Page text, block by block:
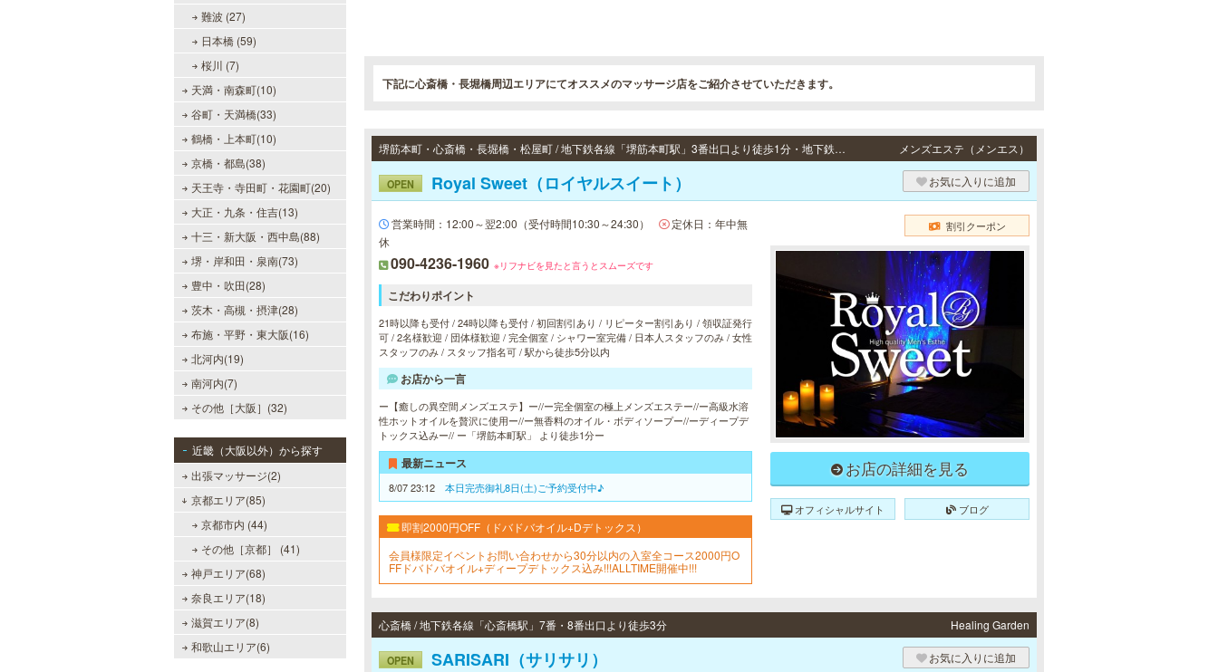
難波 (27)
日本橋 (59)
桜川 (7)
天満・南森町(10)
谷町・天満橋(33)
鶴橋・上本町(10)
京橋・都島(38)
天王寺・寺田町・花園町(20)
大正・九条・住吉(13)
十三・新大阪・西中島(88)
堺・岸和田・泉南(73)
豊中・吹田(28)
茨木・高槻・摂津(28)
布施・平野・東大阪(16)
北河内(19)
南河内(7)
その他［大阪］(32)
近畿（大阪以外）から探す
出張マッサージ(2)
京都エリア(85)
京都市内 (44)
その他［京都］ (41)
神戸エリア(68)
奈良エリア(18)
滋賀エリア(8)
和歌山エリア(6)
美魔女セラピー 梅田店
下記に心斎橋・長堀橋周辺エリアにてオススメのマッサージ店をご紹介させていただきます。
堺筋本町・心斎橋・長堀橋・松屋町 / 地下鉄各線「堺筋本町駅」3番出口より徒歩1分・地下鉄四つ橋線「四ツ橋駅」5番出口より徒歩2分、地下鉄各線「心斎橋駅」7番出口より徒歩5分・地下鉄各線「長堀橋駅」より徒歩1分 メンズエステ（メンエス）
OPEN Royal Sweet（ロイヤルスイート） お気に入りに追加
営業時間：12:00～翌2:00（受付時間10:30～24:30）
定休日：年中無
休
090-4236-1960 ※リフナビを見たと言うとスムーズです
こだわりポイント
21時以降も受付 / 24時以降も受付 / 初回割引あり / リピーター割引あり / 領収証発行
可 / 2名様歓迎 / 団体様歓迎 / 完全個室 / シャワー室完備 / 日本人スタッフのみ / 女性
スタッフのみ / スタッフ指名可 / 駅から徒歩5分以内
お店から一言
ー【癒しの異空間メンズエステ】ー//ー完全個室の極上メンズエステー//ー高級水溶
性ホットオイルを贅沢に使用ー//ー無香料のオイル・ボディソープー//ーディープデ
トックス込みー// ー「堺筋本町駅」 より徒歩1分ー
最新ニュース
8/07 23:12 本日完売御礼8日(土)ご予約受付中♪
即割2000円OFF（ドバドバオイル+Dデトックス）
会員様限定イベントお問い合わせから30分以内の入室全コース2000円O
FFドバドバオイル+ディープデトックス込み!!!ALLTIME開催中!!!
割引クーポン
お店の詳細を見る
オフィシャルサイト ブログ
心斎橋 / 地下鉄各線「心斎橋駅」7番・8番出口より徒歩3分 Healing Garden
OPEN SARISARI（サリサリ） お気に入りに追加